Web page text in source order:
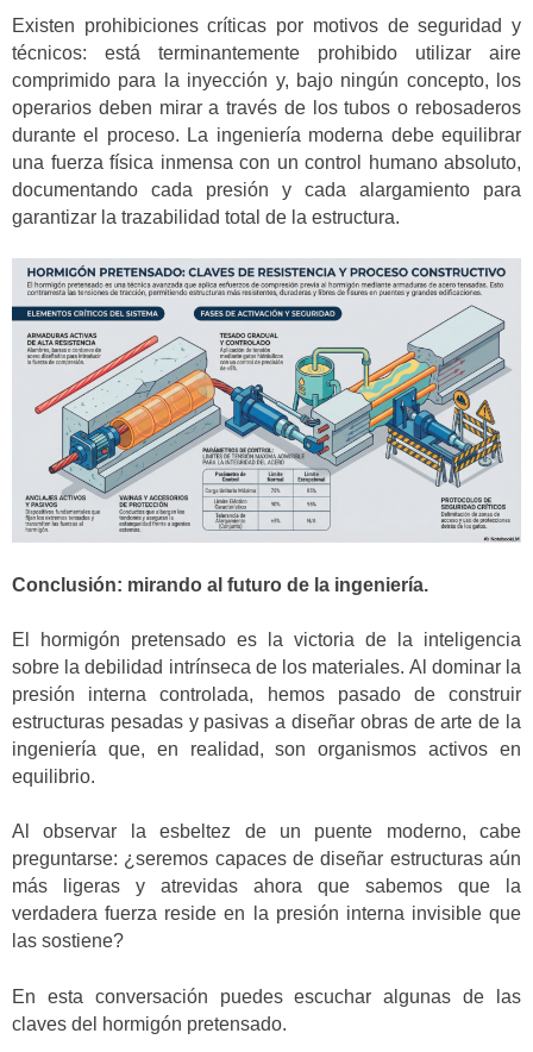
Existen prohibiciones críticas por motivos de seguridad y
técnicos: está terminantemente prohibido utilizar aire
comprimido para la inyección y, bajo ningún concepto, los
operarios deben mirar a través de los tubos o rebosaderos
durante el proceso. La ingeniería moderna debe equilibrar
una fuerza física inmensa con un control humano absoluto,
documentando cada presión y cada alargamiento para
garantizar la trazabilidad total de la estructura.
Conclusión: mirando al futuro de la ingeniería.
El hormigón pretensado es la victoria de la inteligencia
sobre la debilidad intrínseca de los materiales. Al dominar la
presión interna controlada, hemos pasado de construir
estructuras pesadas y pasivas a diseñar obras de arte de la
ingeniería que, en realidad, son organismos activos en
equilibrio.
Al observar la esbeltez de un puente moderno, cabe
preguntarse: ¿seremos capaces de diseñar estructuras aún
más ligeras y atrevidas ahora que sabemos que la
verdadera fuerza reside en la presión interna invisible que
las sostiene?
En esta conversación puedes escuchar algunas de las
claves del hormigón pretensado.